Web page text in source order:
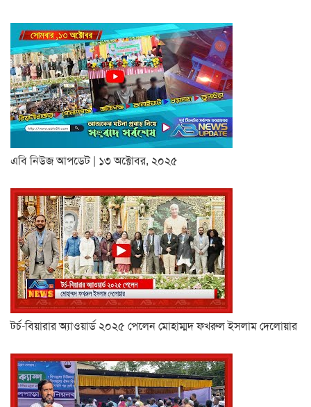
এবি নিউজ আপডেট | ১৩ অক্টোবর, ২০২৫
টর্চ-বিয়ারার অ্যাওয়ার্ড ২০২৫ পেলেন মোহাম্মদ ফখরুল ইসলাম দেলোয়ার